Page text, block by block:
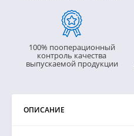
100% пооперационный
контроль качества
выпускаемой продукции
ОПИСАНИЕ